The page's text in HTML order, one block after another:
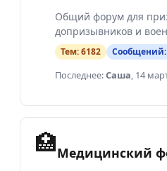
Общий форум для
допризывников и
Тем:6182 Сообщений:
Последнее:Саша, 14
🏥Медицинский